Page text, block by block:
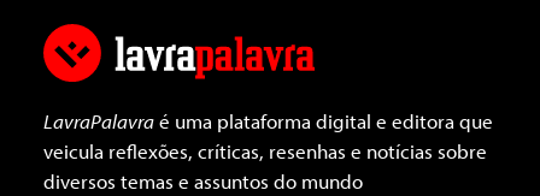
LavraPalavraé uma plataforma digital e editora que
veicula reflexões, críticas, resenhas e notícias sobre
diversos temas e assuntos do mundo